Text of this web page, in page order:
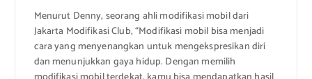
Menurut Denny, seorang ahli modifikasi mobil dari
Jakarta Modifikasi Club, “Modifikasi mobil bisa menjadi
cara yang menyenangkan untuk mengekspresikan diri
dan menunjukkan gaya hidup. Dengan memilih